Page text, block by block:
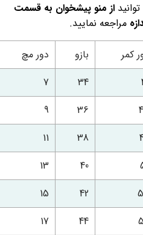
از منو پیشخوان به قسمت
مراجعه نمایید.
کمر بازو
دور مچ
34
7
36
9
38
11
40
13
42
15
44
17